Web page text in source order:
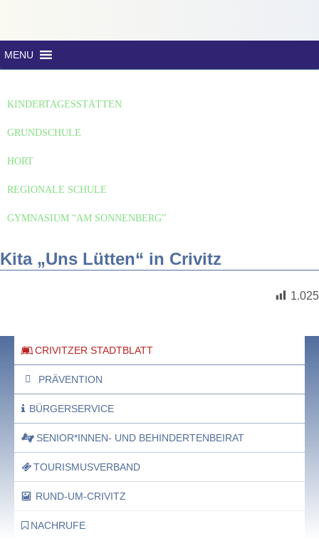
MENU
KINDERTAGESSTÄTTEN
GRUNDSCHULE
HORT
REGIONALE SCHULE
GYMNASIUM “AM SONNENBERG”
Kita „Uns Lütten“ in Crivitz
1.025
CRIVITZER STADTBLATT
PRÄVENTION
BÜRGERSERVICE
SENIOR*INNEN- UND BEHINDERTENBEIRAT
TOURISMUSVERBAND
RUND-UM-CRIVITZ
NACHRUFE